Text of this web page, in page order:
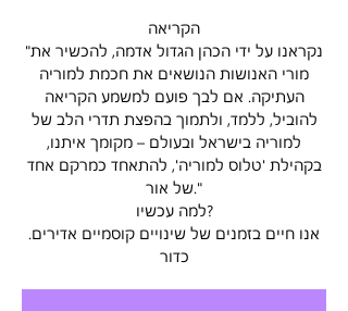
הקריאה
"נקראנו על ידי הכהן הגדול אדמה, להכשיר את
מורי האנושות הנושאים את חכמת למוריה
העתיקה. אם לבך פועם למשמע הקריאה
להוביל, ללמד, ולתמוך בהפצת תדרי הלב של
למוריה בישראל ובעולם – מקומך איתנו,
בקהילת 'טלוס למוריה', להתאחד כמרקם אחד
של אור."
למה עכשיו?
אנו חיים בזמנים של שינויים קוסמיים אדירים.
כדור